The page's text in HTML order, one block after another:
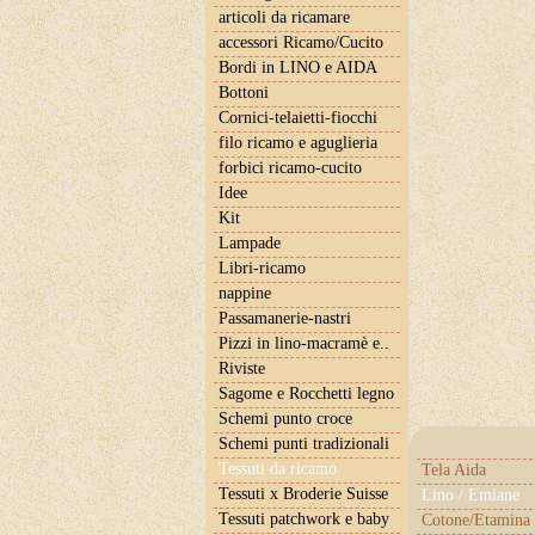
articoli da ricamare
accessori Ricamo/Cucito
Bordi in LINO e AIDA
Bottoni
Cornici-telaietti-fiocchi
filo ricamo e aguglieria
forbici ricamo-cucito
Idee
Kit
Lampade
Libri-ricamo
nappine
Passamanerie-nastri
Pizzi in lino-macramè e..
Riviste
Sagome e Rocchetti legno
Schemi punto croce
Schemi punti tradizionali
Tessuti da ricamo
Tela Aida
Lino / Emiane
Cotone/Etamina
Tessuti x Broderie Suisse
Tessuti patchwork e baby